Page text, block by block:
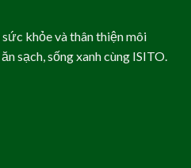
khỏe và thân thiện môi
sạch, sống xanh cùng ISITO.